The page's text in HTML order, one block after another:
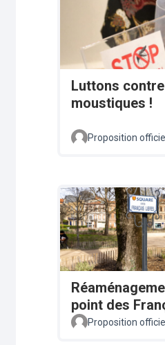
Luttons
moustiques !
Proposition
point des
Proposition